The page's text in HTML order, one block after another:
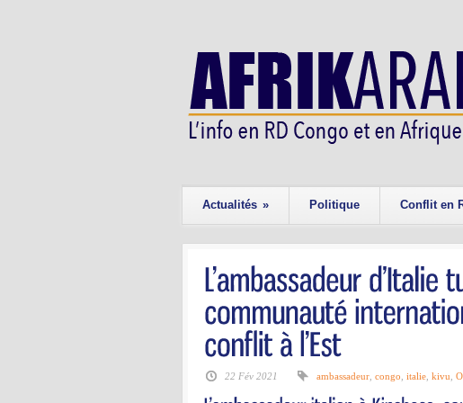
Actualités » Politique Conflit en
22 Fév 2021 ambassadeur congo italie kivu